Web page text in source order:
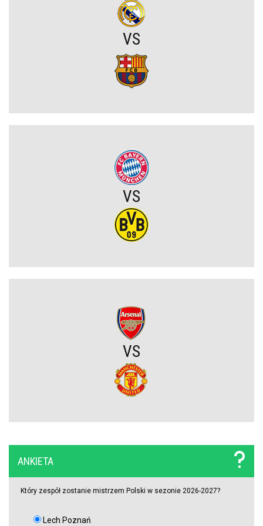
Michał Gurgul po meczu Lecha: „Przewaga przed rewanżem mogła
Sporting CP dopina transfer młodego talentu! Australijczyk za
Chicago Fire wygrywa w Leagues Cup! Lewandowski bez gola, ale
OFICJALNIE: PSG ma nowego pomocnika!
ocenił mecz z KÍ Klaksvík
Napięta atmosfera w Poznaniu. Kibice Lecha dosadnie zwrócili się
Chelsea dopina transfer lewego obrońcy za 21 milionów euro
Rodri wybrał FC Barcelonę?! Hiszpan odrzuca Real Madryt i chce
Upadł temat gigantycznego transferu Arsenalu. Wyznaczono nowy
cel za 100 milionów
wprost o taktyce rywali
VS
VS
VS
ANKIETA
Który zespół zostanie mistrzem Polski w sezonie 2026-2027?
Lech Poznań